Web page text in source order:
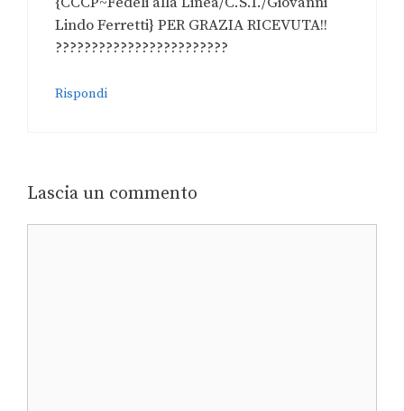
Lindo Ferretti} PER GRAZIA RICEVUTA!!
????????????????????????
Rispondi
Lascia un commento